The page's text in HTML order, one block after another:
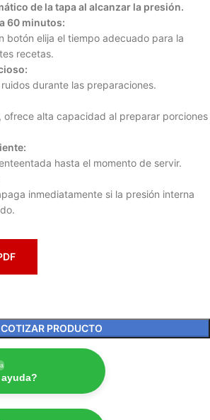
de la tapa al alcanzar la presión.
60 minutos:
botón elija el tiempo adecuado para la
recetas.
durante las preparaciones.
ofrece alta capacidad al preparar porciones
hasta el momento de servir.
inmediatamente si la presión interna
COTIZAR PRODUCTO